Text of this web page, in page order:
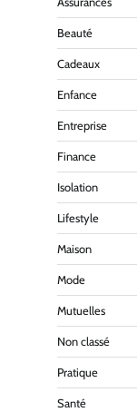
Beauté
Cadeaux
Enfance
Entreprise
Finance
Isolation
Lifestyle
Maison
Mode
Mutuelles
Non classé
Pratique
Santé